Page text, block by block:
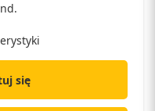
się